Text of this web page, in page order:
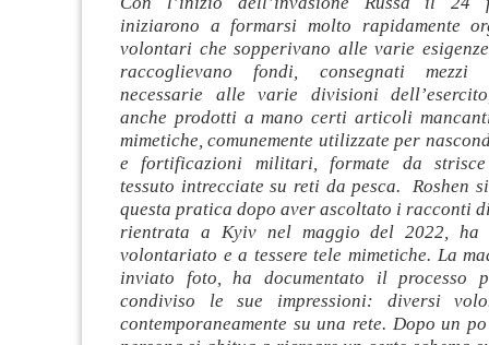
iniziarono a formarsi molto rapidamente
volontari che sopperivano alle varie
raccoglievano fondi, consegnati mezzi
necessarie alle varie divisioni
anche prodotti a mano certi articoli
mimetiche, comunemente utilizzate per
e fortificazioni militari, formate da
tessuto intrecciate su reti da pesca. Roshen
questa pratica dopo aver ascoltato i racconti
rientrata a Kyiv nel maggio del 2022,
volontariato e a tessere tele mimetiche. La
inviato foto, ha documentato il processo
condiviso le sue impressioni: diversi
contemporaneamente su una rete. Dopo un